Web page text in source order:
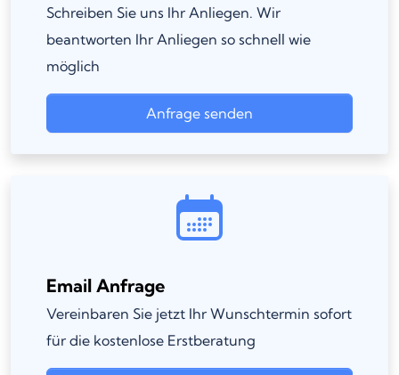
Schreiben Sie uns Ihr Anliegen. Wir
beantworten Ihr Anliegen so schnell wie
möglich
Anfrage senden
Email Anfrage
Vereinbaren Sie jetzt Ihr Wunschtermin sofort
für die kostenlose Erstberatung